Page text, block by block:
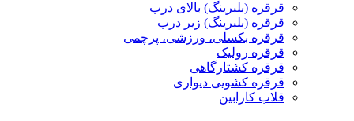
قرقره (بلبرینگ) بالای درب
قرقره (بلبرینگ) زیر درب
قرقره بکسلی، ورزشی، پرچمی
قرقره رولیک
قرقره کشتارگاهی
قرقره کشویی دیواری
قلاب کارابین